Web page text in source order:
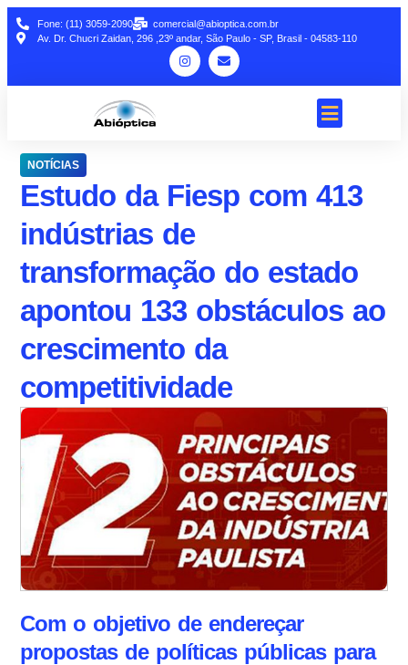
Fone: (11) 3059-2090
comercial@abioptica.com.br
Av. Dr. Chucri Zaidan, 296 ,23º andar, São Paulo - SP, Brasil - 04583-110
NOTÍCIAS
Estudo da Fiesp com 413
indústrias de
transformação do estado
apontou 133 obstáculos ao
crescimento da
competitividade
Com o objetivo de endereçar
propostas de políticas públicas para